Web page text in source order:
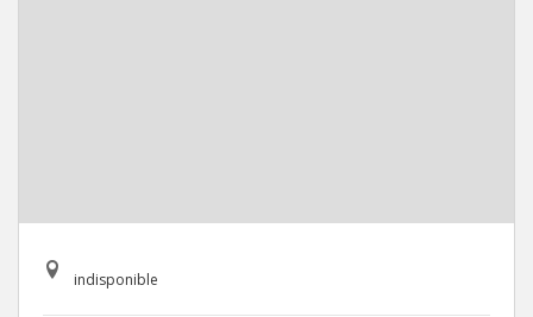
indisponible